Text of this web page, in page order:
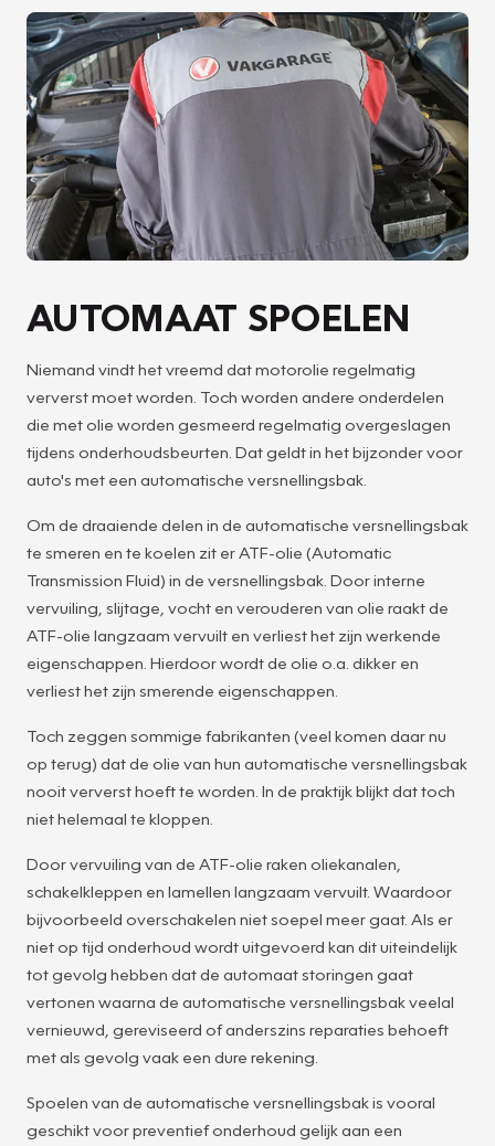
AUTOMAAT SPOELEN
Niemand vindt het vreemd dat motorolie regelmatig
ververst moet worden. Toch worden andere onderdelen
die met olie worden gesmeerd regelmatig overgeslagen
tijdens onderhoudsbeurten. Dat geldt in het bijzonder voor
auto's met een automatische versnellingsbak.
Om de draaiende delen in de automatische versnellingsbak
te smeren en te koelen zit er ATF-olie (Automatic
Transmission Fluid) in de versnellingsbak. Door interne
vervuiling, slijtage, vocht en verouderen van olie raakt de
ATF-olie langzaam vervuilt en verliest het zijn werkende
eigenschappen. Hierdoor wordt de olie o.a. dikker en
verliest het zijn smerende eigenschappen.
Toch zeggen sommige fabrikanten (veel komen daar nu
op terug) dat de olie van hun automatische versnellingsbak
nooit ververst hoeft te worden. In de praktijk blijkt dat toch
niet helemaal te kloppen.
Door vervuiling van de ATF-olie raken oliekanalen,
schakelkleppen en lamellen langzaam vervuilt. Waardoor
bijvoorbeeld overschakelen niet soepel meer gaat. Als er
niet op tijd onderhoud wordt uitgevoerd kan dit uiteindelijk
tot gevolg hebben dat de automaat storingen gaat
vertonen waarna de automatische versnellingsbak veelal
vernieuwd, gereviseerd of anderszins reparaties behoeft
met als gevolg vaak een dure rekening.
Spoelen van de automatische versnellingsbak is vooral
geschikt voor preventief onderhoud gelijk aan een